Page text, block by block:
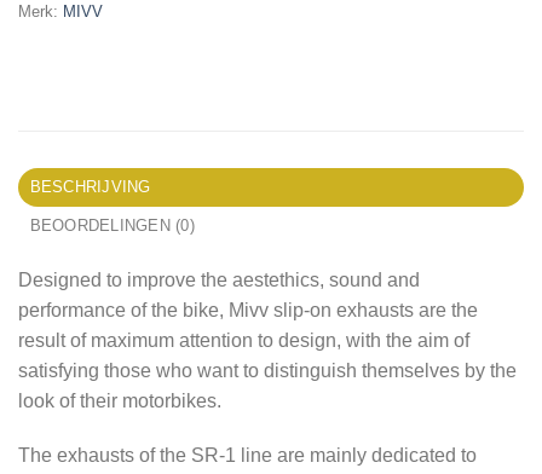
Merk: MIVV
BESCHRIJVING
BEOORDELINGEN (0)
Designed to improve the aestethics, sound and
performance of the bike, Mivv slip-on exhausts are the
result of maximum attention to design, with the aim of
satisfying those who want to distinguish themselves by the
look of their motorbikes.
The exhausts of the SR-1 line are mainly dedicated to